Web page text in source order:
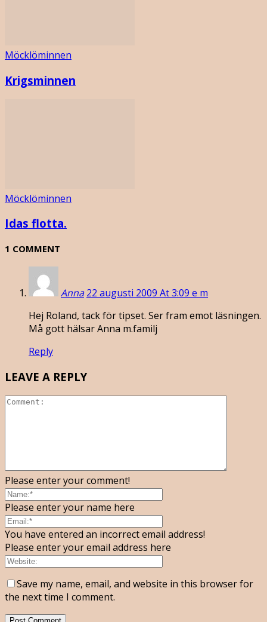
Möcklöminnen
Krigsminnen
Möcklöminnen
Idas flotta.
1 COMMENT
Anna 22 augusti 2009 At 3:09 e m
Hej Roland, tack för tipset. Ser fram emot läsningen.
Må gott hälsar Anna m.familj
Reply
LEAVE A REPLY
Please enter your comment!
Please enter your name here
You have entered an incorrect email address!
Please enter your email address here
Save my name, email, and website in this browser for
the next time I comment.